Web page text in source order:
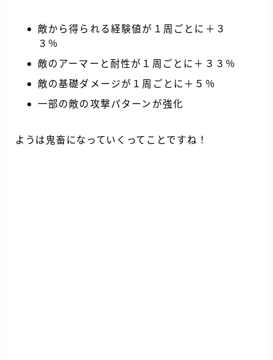
敵から得られる経験値が１周ごとに＋３
３％
敵のアーマーと耐性が１周ごとに＋３３％
敵の基礎ダメージが１周ごとに＋５％
一部の敵の攻撃パターンが強化
ようは鬼畜になっていくってことですね！